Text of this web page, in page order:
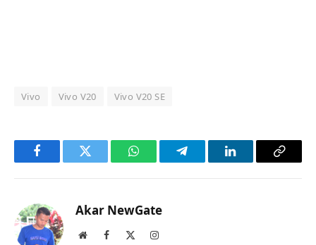
Vivo Vivo V20 Vivo V20 SE
FacebookTwitter WhatsAppTelegramLinkedInCopy
Akar NewGate
WebsiteFacebook Instagram